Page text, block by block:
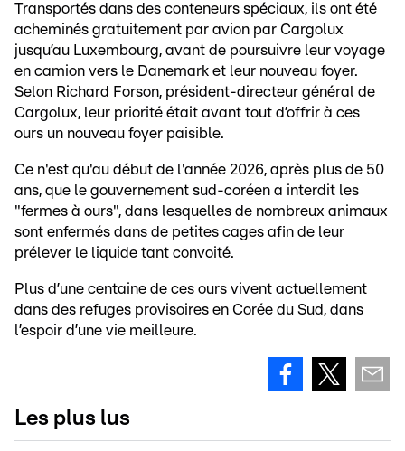
Transportés dans des conteneurs spéciaux, ils ont été
acheminés gratuitement par avion par Cargolux
jusqu’au Luxembourg, avant de poursuivre leur voyage
en camion vers le Danemark et leur nouveau foyer.
Selon Richard Forson, président-directeur général de
Cargolux, leur priorité était avant tout d’offrir à ces
ours un nouveau foyer paisible.
Ce n'est qu'au début de l'année 2026, après plus de 50
ans, que le gouvernement sud-coréen a interdit les
"fermes à ours", dans lesquelles de nombreux animaux
sont enfermés dans de petites cages afin de leur
prélever le liquide tant convoité.
Plus d’une centaine de ces ours vivent actuellement
dans des refuges provisoires en Corée du Sud, dans
l’espoir d’une vie meilleure.
Les plus lus